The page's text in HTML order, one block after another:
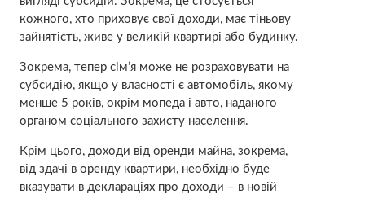
кожного, хто приховує свої доходи, має тіньову
зайнятість, живе у великій квартирі або будинку.
Зокрема, тепер сім’я може не розраховувати на
субсидію, якщо у власності є автомобіль, якому
менше 5 років, окрім мопеда і авто, наданого
органом соціального захисту населення.
Крім цього, доходи від оренди майна, зокрема,
від здачі в оренду квартири, необхідно буде
вказувати в деклараціях про доходи – в новій